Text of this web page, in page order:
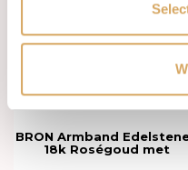
Op voorraad
BRON Armband
18k Roségoud met